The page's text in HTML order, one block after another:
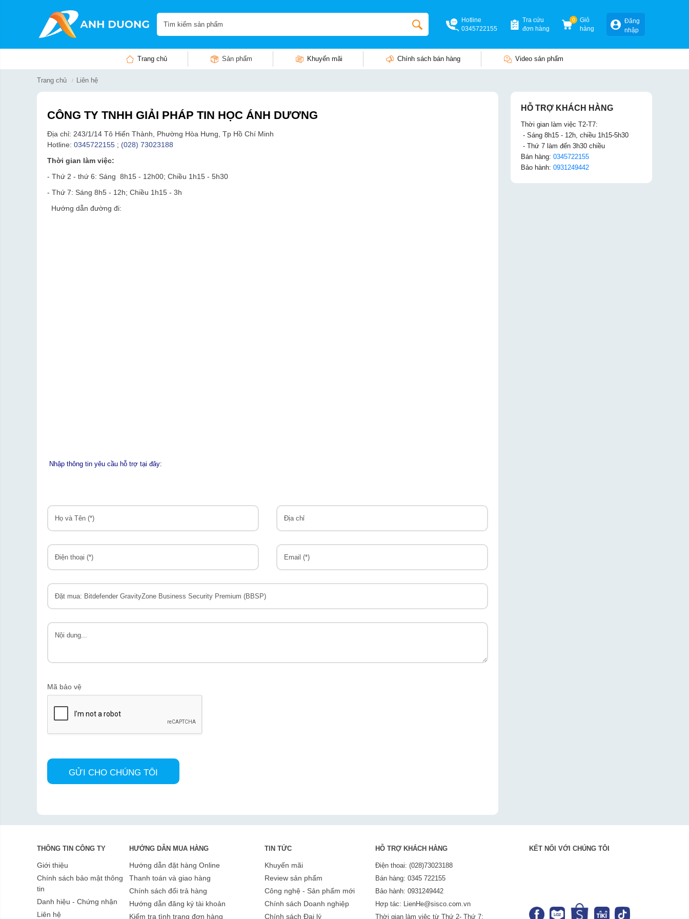
Hotline
0345722155
Tra cứu
đơn hàng
0
Giỏ
hàng
Đăng
nhập
Trang chủ Sản phẩm Khuyến mãi Chính sách bán hàng Video sản phẩm
Trang chủ Liên hệ
CÔNG TY TNHH GIẢI PHÁP TIN HỌC ÁNH DƯƠNG
Địa chỉ: 243/1/14 Tô Hiến Thành, Phường Hòa Hưng, Tp Hồ Chí Minh
Hotline: 0345722155 ; (028) 73023188
Thời gian làm việc:
- Thứ 2 - thứ 6: Sáng 8h15 - 12h00; Chiều 1h15 - 5h30
- Thứ 7: Sáng 8h5 - 12h; Chiều 1h15 - 3h
Hướng dẫn đường đi:
Nhập thông tin yêu cầu hỗ trợ tại đây:
Mã bảo vệ
HỖ TRỢ KHÁCH HÀNG
Thời gian làm việc T2-T7:
- Sáng 8h15 - 12h, chiều 1h15-5h30
- Thứ 7 làm đến 3h30 chiều
Bán hàng: 0345722155
Bảo hành: 0931249442
THÔNG TIN CÔNG TY
Giới thiệu
Chính sách bảo mật thông
tin
Danh hiệu - Chứng nhận
Liên hệ
HƯỚNG DẪN MUA HÀNG
Hướng dẫn đặt hàng Online
Thanh toán và giao hàng
Chính sách đổi trả hàng
Hướng dẫn đăng ký tài khoản
Kiểm tra tình trạng đơn hàng
TIN TỨC
Khuyến mãi
Review sản phẩm
Công nghệ - Sản phẩm mới
Chính sách Doanh nghiệp
Chính sách Đại lý
HỖ TRỢ KHÁCH HÀNG
Điện thoai: (028)73023188
Bán hàng: 0345 722155
Bảo hành: 0931249442
Hợp tác: LienHe@sisco.com.vn
Thời gian làm việc từ Thứ 2- Thứ 7:
KẾT NỐI VỚI CHÚNG TÔI